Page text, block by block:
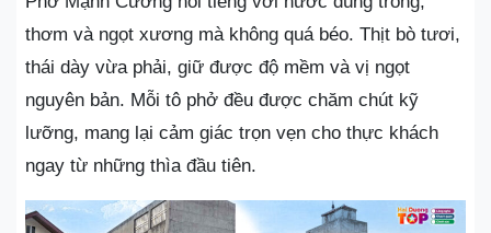
thơm và ngọt xương mà không quá béo. Thịt bò tươi,
thái dày vừa phải, giữ được độ mềm và vị ngọt
nguyên bản. Mỗi tô phở đều được chăm chút kỹ
lưỡng, mang lại cảm giác trọn vẹn cho thực khách
ngay từ những thìa đầu tiên.